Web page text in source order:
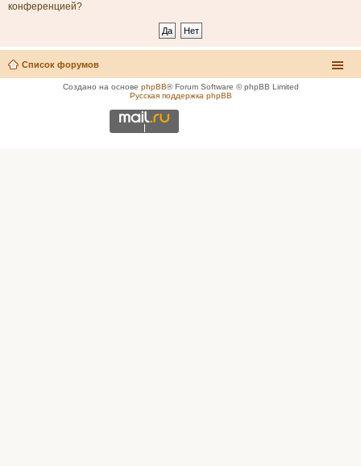
конференцией?
Список форумов
Создано на основе phpBB® Forum Software © phpBB Limited
Русская поддержка phpBB